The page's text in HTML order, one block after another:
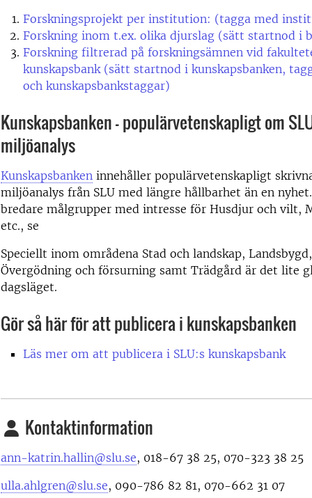
Forskningsprojekt per institution: (tagga med
Forskning inom t.ex. olika djurslag (sätt startnod i
Forskning filtrerad på forskningsämnen vid
kunskapsbank (sätt startnod i kunskapsbanken,
och kunskapsbankstaggar)
Kunskapsbanken – populärvetenskapligt om
miljöanalys
Kunskapsbanken innehåller populärvetenskapligt
miljöanalys från SLU med längre hållbarhet än en
bredare målgrupper med intresse för Husdjur och vilt,
etc., se
Speciellt inom områdena Stad och landskap,
Övergödning och försurning samt Trädgård är det lite
dagsläget.
Gör så här för att publicera i kunskapsbanken
Läs mer om att publicera i SLU:s kunskapsbank
Kontaktinformation
ann-katrin.hallin@slu.se, 018-67 38 25, 070-323 38 25
ulla.ahlgren@slu.se, 090-786 82 81, 070-662 31 07